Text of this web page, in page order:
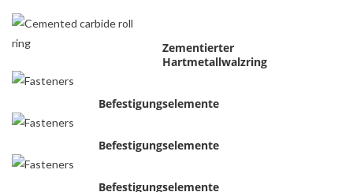
Zementierter
Hartmetallwalzring
Befestigungselemente
Befestigungselemente
Befestigungselemente